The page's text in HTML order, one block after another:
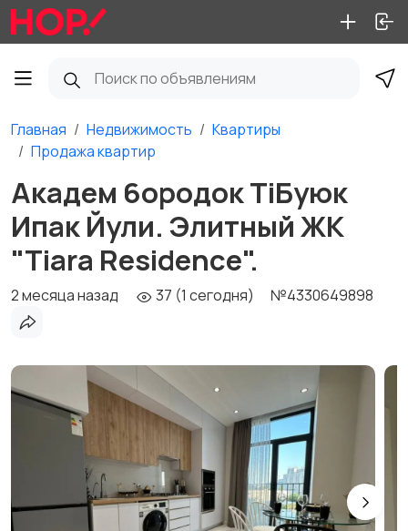
Главная Недвижимость
Квартиры
Продажа квартир
Академ 6ородок TiБуюк
Ипак Йули. Элитный ЖК
"Tiara Residence".
2 месяца назад 37 (1 сегодня) №4330649898